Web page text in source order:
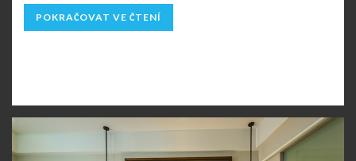
POKRAČOVAT VE ČTENÍ